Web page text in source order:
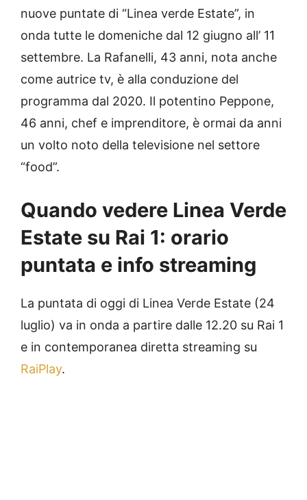
nuove puntate di “Linea verde Estate”, in
onda tutte le domeniche dal 12 giugno all’ 11
settembre. La Rafanelli, 43 anni, nota anche
come autrice tv, è alla conduzione del
programma dal 2020. Il potentino Peppone,
46 anni, chef e imprenditore, è ormai da anni
un volto noto della televisione nel settore
“food”.
Quando vedere Linea Verde
Estate su Rai 1: orario
puntata e info streaming
La puntata di oggi di Linea Verde Estate (24
luglio) va in onda a partire dalle 12.20 su Rai 1
e in contemporanea diretta streaming su
RaiPlay.